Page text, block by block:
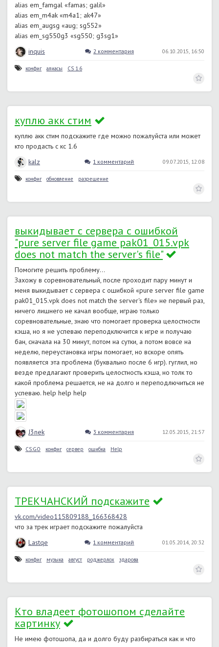
alias em_famgal «famas; galil»
alias em_m4ak «m4a1; ak47»
alias em_augsg «aug; sg552»
alias em_sg550g3 «sg550; g3sg1»
inquis
2 комментария 06.10.2015, 16:50
конфиг алиасы CS 1.6
куплю акк стим
куплю акк стим подскажите где можно пожалуйста или может
кто продасть с кс 1.6
kalz
1 комментарий 09.07.2015, 12:08
конфиг обновление разрешение
выкидывает с сервера с ошибкой
"pure server file game pak01_015.vpk
does not match the server's file"
Помогите решить проблему...
Захожу в соревновательный, после проходит пару минут и
меня выкидывает с сервера с ошибкой «pure server file game
pak01_015.vpk does not match the server's file» не первый раз,
ничего лишнего не качал вообще, играю только
соревновательные, знаю что помогает проверка целостности
кэша, но я не успеваю переподключится к игре и получаю
бан, сначала на 30 минут, потом на сутки, а потом вовсе на
неделю, переустановка игры помогает, но вскоре опять
появляется эта проблема (буквально после 6 игр). гуглил, но
везде предлагают проверить целостность кэша, но толк то
какой проблема решается, не на долго и переподлючиться не
успеваю. help help help
J3nek 3 комментария 12.05.2015, 21:57
CS:GO конфиг сервер ошибка Help
ТРЕКЧАНСКИЙ подскажите
vk.com/video115809188_166368428
что за трек играет подскажите пожалуйста
Lastqe
1 комментарий 01.05.2014, 20:32
конфиг музыка август роджерлох здарова
Кто владеет фотошопом сделайте
картинку
Не имею фотошопа, да и долго буду разбираться как и что